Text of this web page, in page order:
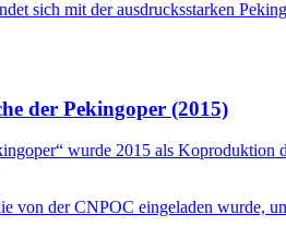
sich mit der ausdrucksstarken
der Pekingoper (2015)
wurde 2015 als
von der CNPOC eingeladen wurde,